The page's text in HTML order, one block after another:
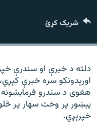
موږ وڅارئ
د ازادې اروپا راډیو ټولې
شریک کړئ
دلته د خبرې او سندرې
اورېدونکو سره خبرې
هغوی د سندرو
پېښور پر وخت سهار پر
خپرېږي.